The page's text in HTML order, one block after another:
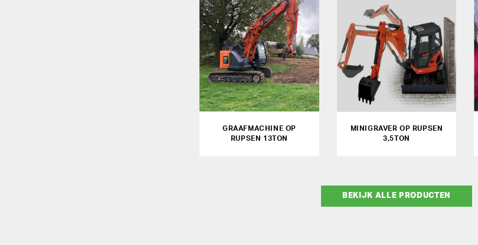
GRAAFMACHINE OP
RUPSEN 13TON
MINIGRAVER OP RUPSEN
3,5TON
BEKIJK ALLE PRODUCTEN